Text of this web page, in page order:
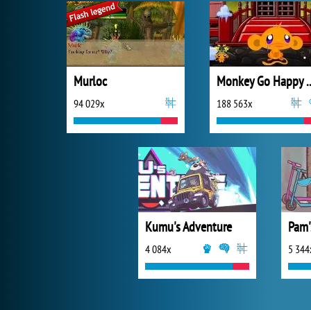
Murloc
94 029x
Monkey
188 563x
Kumu's Adventure
4 084x 5